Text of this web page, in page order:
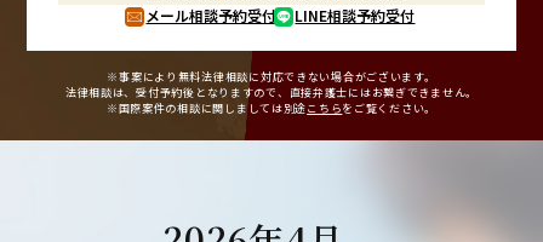
メール相談予約受付
LINE相談予約受付
※事案により無料法律相談に対応できない場合がございます。
法律相談は、受付予約後となりますので、
直接弁護士にはお繋ぎできません。
※国際案件の相談に関しましては別途こちらをご覧ください。